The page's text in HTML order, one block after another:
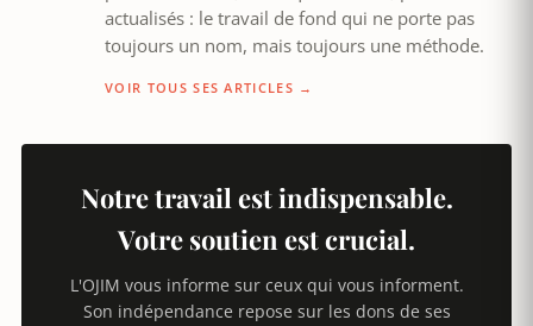
actualisés : le travail de fond qui ne porte pas
toujours un nom, mais toujours une méthode.
VOIR TOUS SES ARTICLES →
Notre travail est indispensable.
Votre soutien est crucial.
L'OJIM vous informe sur ceux qui vous informent.
Son indépendance repose sur les dons de ses